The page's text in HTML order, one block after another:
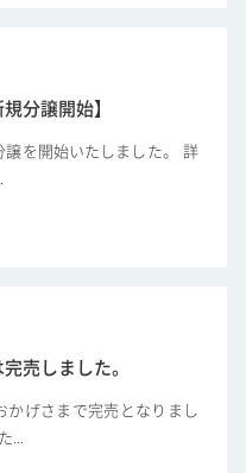
分譲開始】
譲を開始いたしました。 詳
売しました。
かげさまで完売となりまし
...